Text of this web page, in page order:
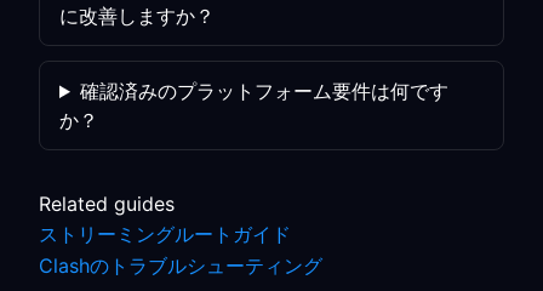
に改善しますか？
確認済みのプラットフォーム要件は何です
か？
Related guides
ストリーミングルートガイド
Clashのトラブルシューティング